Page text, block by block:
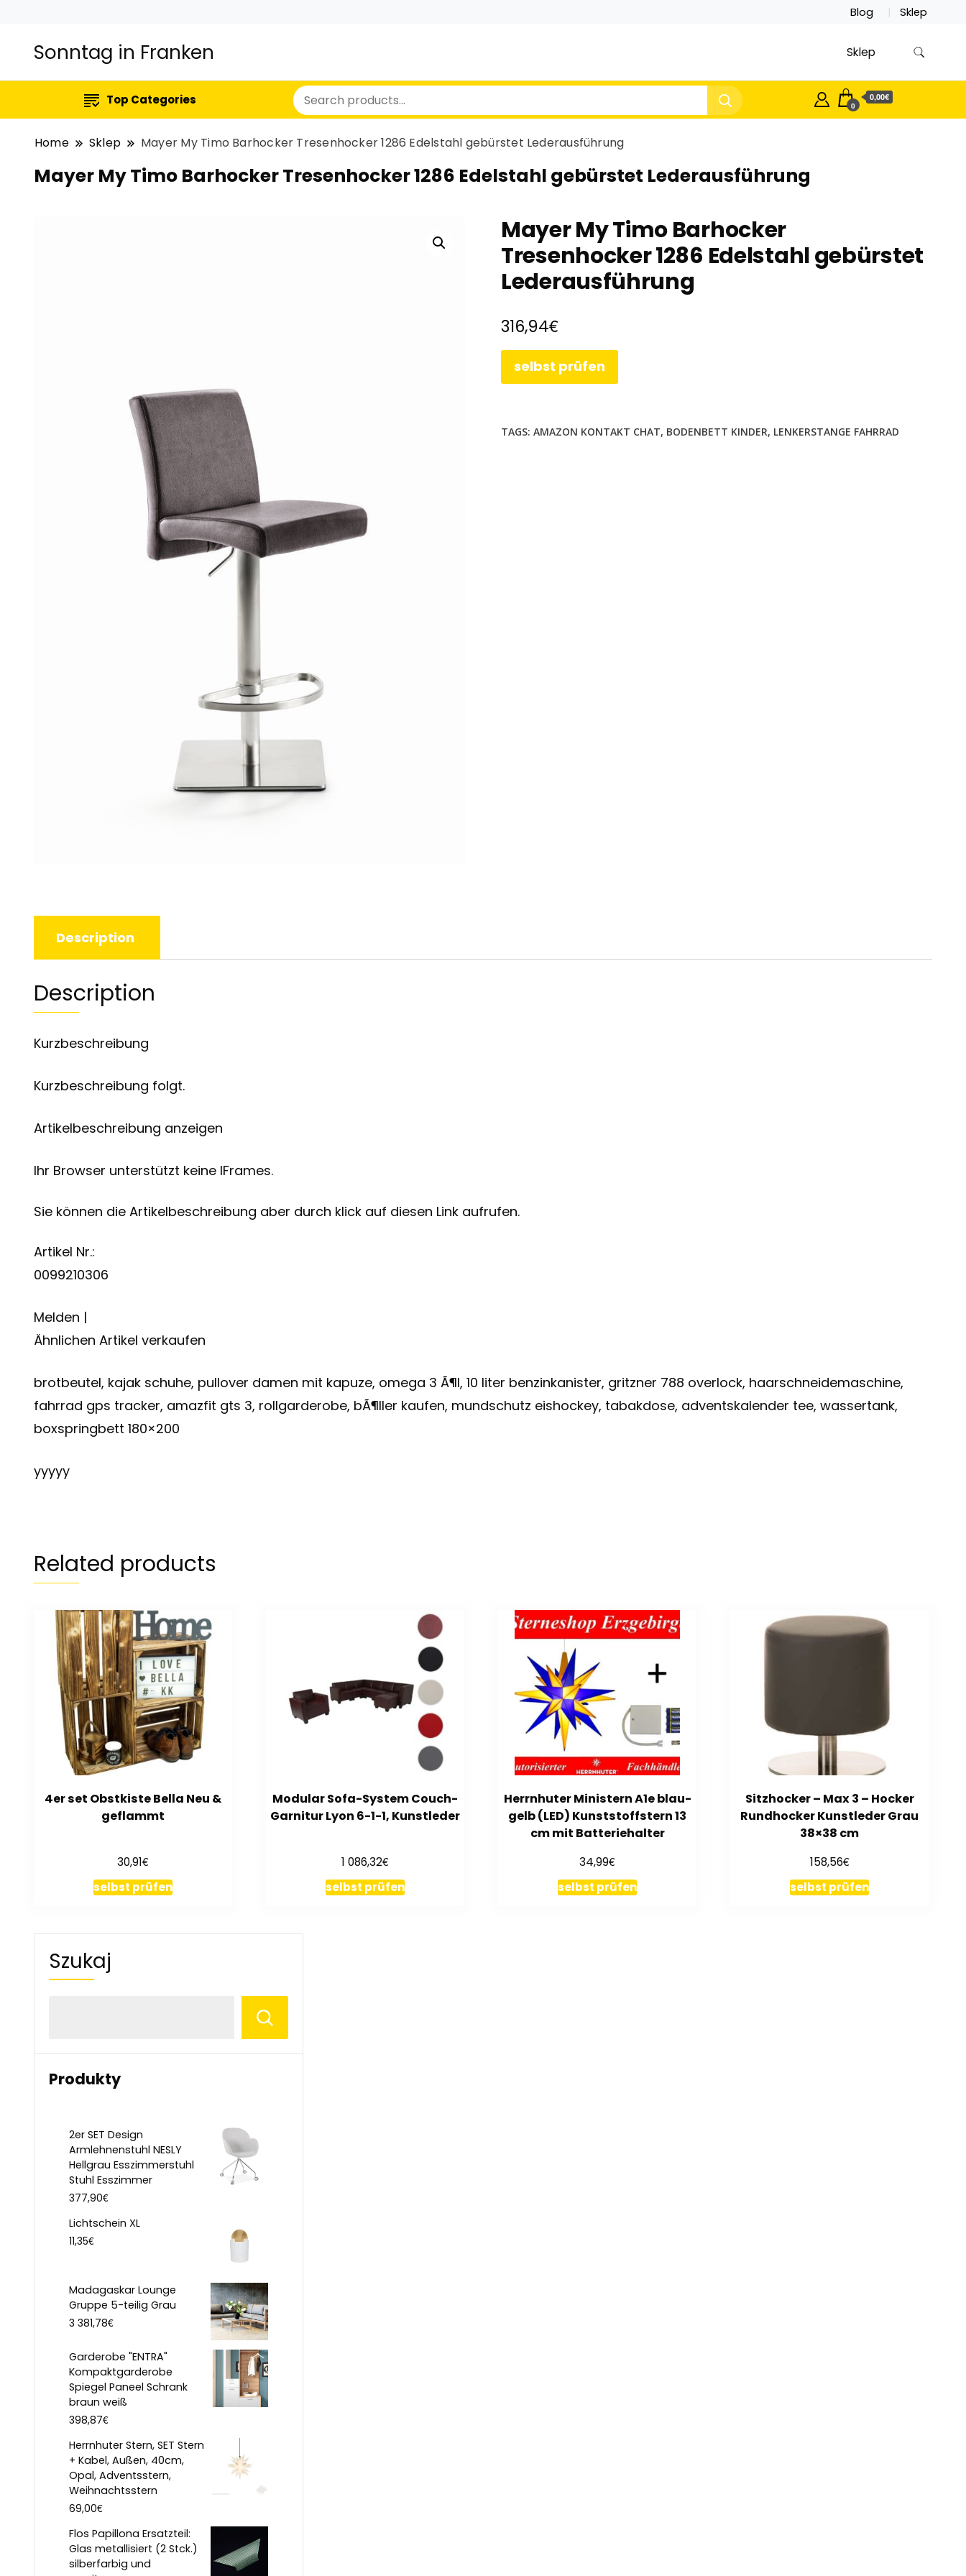
Blog Sklep
Sonntag in Franken Sklep
Top Categories 0
0,00€
Home Sklep Mayer My Timo Barhocker Tresenhocker 1286 Edelstahl gebürstet Lederausführung
Mayer My Timo Barhocker Tresenhocker 1286 Edelstahl gebürstet Lederausführung
Mayer My Timo Barhocker
Tresenhocker 1286 Edelstahl gebürstet
Lederausführung
316,94€
selbst prüfen
TAGS: AMAZON KONTAKT CHAT, BODENBETT KINDER, LENKERSTANGE FAHRRAD
Description
Description
Kurzbeschreibung
Kurzbeschreibung folgt.
Artikelbeschreibung anzeigen
Ihr Browser unterstützt keine IFrames.
Sie können die Artikelbeschreibung aber durch klick auf diesen Link aufrufen.
Artikel Nr.:
0099210306
Melden |
Ähnlichen Artikel verkaufen
brotbeutel, kajak schuhe, pullover damen mit kapuze, omega 3 Ã¶l, 10 liter benzinkanister, gritzner 788 overlock, haarschneidemaschine,
fahrrad gps tracker, amazfit gts 3, rollgarderobe, bÃ¶ller kaufen, mundschutz eishockey, tabakdose, adventskalender tee, wassertank,
boxspringbett 180×200
yyyyy
Related products
4er set Obstkiste Bella Neu &
geflammt
30,91€
selbst prüfen
Modular Sofa-System Couch-
Garnitur Lyon 6-1-1, Kunstleder
1 086,32€
selbst prüfen
Herrnhuter Ministern A1e blau-
gelb (LED) Kunststoffstern 13
cm mit Batteriehalter
34,99€
selbst prüfen
Sitzhocker – Max 3 – Hocker
Rundhocker Kunstleder Grau
38×38 cm
158,56€
selbst prüfen
Szukaj
Produkty
2er SET Design
Armlehnenstuhl NESLY
Hellgrau Esszimmerstuhl
Stuhl Esszimmer
377,90€
Lichtschein XL
11,35€
Madagaskar Lounge
Gruppe 5-teilig Grau
3 381,78€
Garderobe "ENTRA"
Kompaktgarderobe
Spiegel Paneel Schrank
braun weiß
398,87€
Herrnhuter Stern, SET Stern
+ Kabel, Außen, 40cm,
Opal, Adventsstern,
Weihnachtsstern
69,00€
Flos Papillona Ersatzteil:
Glas metallisiert (2 Stck.)
silberfarbig und